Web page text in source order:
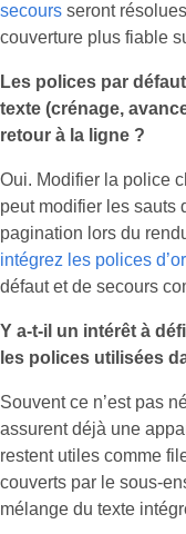
secours seront
couverture plus fiable
Les polices par
texte (crénage,
retour à la ligne ?
Oui. Modifier la police
peut modifier les sauts
pagination lors du
intégrez les polices
défaut et de secours
Y a‑t‑il un intérêt à
les polices utilisées
Souvent ce n’est pas
assurent déjà une
restent utiles comme
couverts par le
mélange du texte